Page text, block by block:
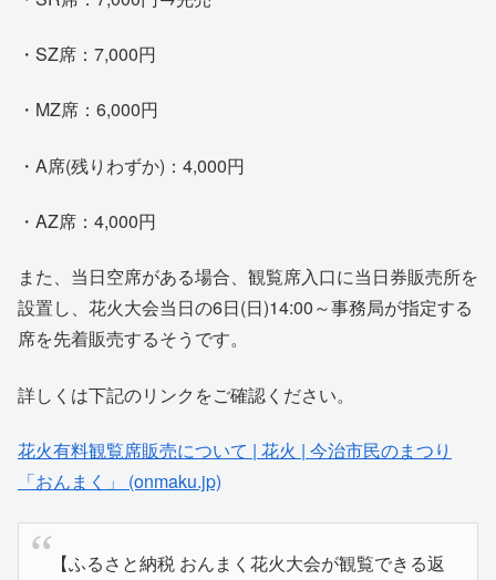
・SZ席：7,000円
・MZ席：6,000円
・A席(残りわずか)：4,000円
・AZ席：4,000円
また、当日空席がある場合、観覧席入口に当日券販売所を
設置し、花火大会当日の6日(日)14:00～事務局が指定する
席を先着販売するそうです。
詳しくは下記のリンクをご確認ください。
花火有料観覧席販売について | 花火 | 今治市民のまつり
「おんまく」 (onmaku.jp)
【ふるさと納税 おんまく花火大会が観覧できる返